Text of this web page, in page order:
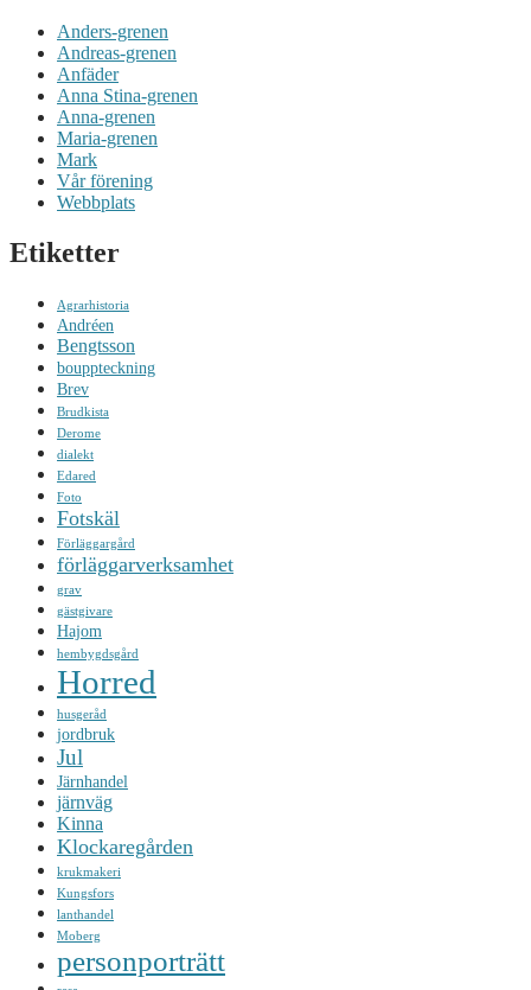
Anders-grenen
Andreas-grenen
Anfäder
Anna Stina-grenen
Anna-grenen
Maria-grenen
Mark
Vår förening
Webbplats
Etiketter
Agrarhistoria
Andréen
Bengtsson
bouppteckning
Brev
Brudkista
Derome
dialekt
Edared
Foto
Fotskäl
Förläggargård
förläggarverksamhet
grav
gästgivare
Hajom
hembygdsgård
Horred
husgeråd
jordbruk
Jul
Järnhandel
järnväg
Kinna
Klockaregården
krukmakeri
Kungsfors
lanthandel
Moberg
personporträtt